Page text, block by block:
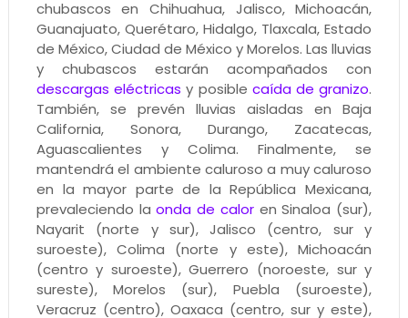
chubascos en Chihuahua, Jalisco, Michoacán,
Guanajuato, Querétaro, Hidalgo, Tlaxcala, Estado
de México, Ciudad de México y Morelos. Las lluvias
y chubascos estarán acompañados con
descargas eléctricas y posible caída de granizo.
También, se prevén lluvias aisladas en Baja
California, Sonora, Durango, Zacatecas,
Aguascalientes y Colima. Finalmente, se
mantendrá el ambiente caluroso a muy caluroso
en la mayor parte de la República Mexicana,
prevaleciendo laonda de caloren Sinaloa (sur),
Nayarit (norte y sur), Jalisco (centro, sur y
suroeste), Colima (norte y este), Michoacán
(centro y suroeste), Guerrero (noroeste, sur y
sureste), Morelos (sur), Puebla (suroeste),
Veracruz (centro), Oaxaca (centro, sur y este),